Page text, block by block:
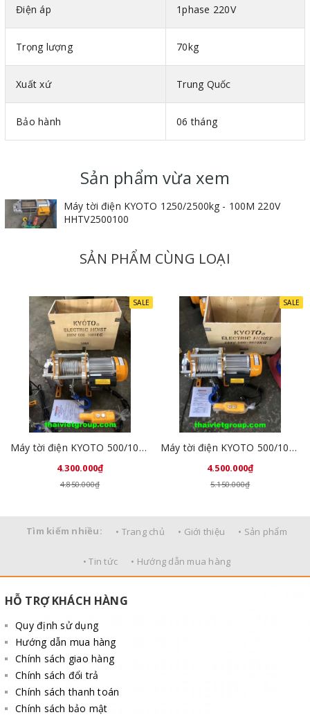
Điện áp 1phase 220V
Trọng lượng 70kg
Xuất xứ Trung Quốc
Bảo hành 06 tháng
Sản phẩm vừa xem
Máy tời điện KYOTO 1250/2500kg - 100M 220V
HHTV2500100
SẢN PHẨM CÙNG LOẠI
SALE
Máy tời điện KYOTO 500/1000kg - 30M 220V HHTV100030
4.300.000₫
4.850.000₫
SALE
Máy tời điện KYOTO 500/1000kg - 60M 220V HHTV100060
4.500.000₫
5.150.000₫
Tìm kiếm nhiều: • Trang chủ • Giới thiệu • Sản phẩm
• Tin tức • Hướng dẫn mua hàng
HỖ TRỢ KHÁCH HÀNG
Quy định sử dụng
Hướng dẫn mua hàng
Chính sách giao hàng
Chính sách đổi trả
Chính sách thanh toán
Chính sách bảo mật